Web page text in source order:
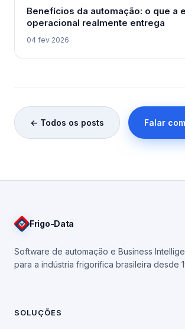
Benefícios da automação: o que a
operacional realmente entrega
04 fev 2026
← Todos os posts Falar
Frigo-Data
Software de automação e Business
para a indústria frigorífica brasileira desde
SOLUÇÕES